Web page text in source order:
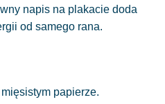
napis na plakacie doda
od samego rana.
papierze.